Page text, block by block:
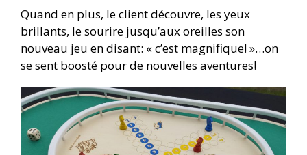
Quand en plus, le client découvre, les yeux
brillants, le sourire jusqu’aux oreilles son
nouveau jeu en disant: « c’est magnifique! »…on
se sent boosté pour de nouvelles aventures!